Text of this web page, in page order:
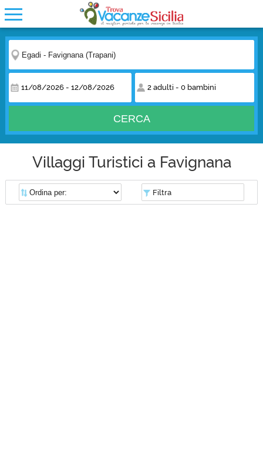
11/08/2026 - 12/08/2026 2 adulti - 0 bambini
CERCA
Villaggi Turistici a Favignana
Filtra